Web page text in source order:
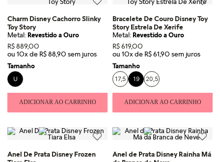
Charm Disney Cachorro Slinky
Toy Story
Metal:Revestido a Ouro
R$889,00
ou 10x de R$88,90
Tamanho
U
ADICIONAR AO CARRINHO
Bracelete De Couro Disney Toy
Story Estrela De Xerife
Metal:Revestido a Ouro
R$619,00
ou 10x de R$61,90
Tamanho
17,5 19 20,5
ADICIONAR AO CARRINHO
Anel De Prata Disney Frozen
Anel de Prata Disney Rainha Má